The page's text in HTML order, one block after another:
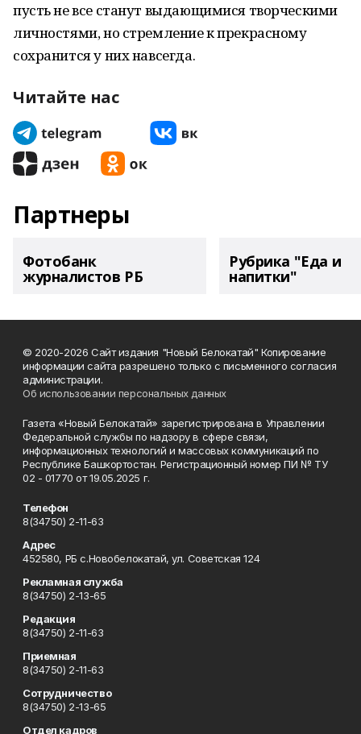
пусть не все станут выдающимися творческими
личностями, но стремление к прекрасному
сохранится у них навсегда.
Читайте нас
Партнеры
Фотобанк
журналистов РБ
Рубрика "Еда и
напитки"
© 2020-2026 Сайт издания "Новый Белокатай" Копирование
информации сайта разрешено только с письменного согласия
администрации.
Об использовании персональных данных
Газета «Новый Белокатай» зарегистрирована в Управлении
Федеральной службы по надзору в сфере связи,
информационных технологий и массовых коммуникаций по
Республике Башкортостан. Регистрационный номер ПИ № ТУ
02 - 01770 от 19.05.2025 г.
Телефон
8(34750) 2-11-63
Адрес
452580, РБ с.Новобелокатай, ул. Советская 124
Рекламная служба
8(34750) 2-13-65
Редакция
8(34750) 2-11-63
Приемная
8(34750) 2-11-63
Сотрудничество
8(34750) 2-13-65
Отдел кадров